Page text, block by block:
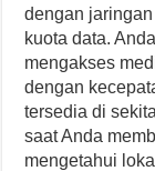
dengan
kuota data.
mengakses
dengan
tersedia di
saat Anda
mengetahui